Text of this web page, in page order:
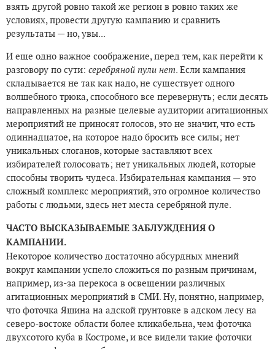
взять другой ровно такой же регион в ровно таких же
условиях, провести другую кампанию и сравнить
результаты — но, увы...
И еще одно важное соображение, перед тем, как перейти к
разговору по сути: серебряной пули нет. Если кампания
складывается не так как надо, не существует одного
волшебного трюка, способного все перевернуть; если десять
направленных на разные целевые аудитории агитационных
мероприятий не приносят голосов, это не значит, что есть
одиннадцатое, на которое надо бросить все силы; нет
уникальных слоганов, которые заставляют всех
избирателей голосовать; нет уникальных людей, которые
способны творить чудеса. Избирательная кампания — это
сложный комплекс мероприятий, это огромное количество
работы с людьми, здесь нет места серебряной пуле.
ЧАСТО ВЫСКАЗЫВАЕМЫЕ ЗАБЛУЖДЕНИЯ О
КАМПАНИИ.
Некоторое количество достаточно абсурдных мнений
вокруг кампании успело сложиться по разным причинам,
например, из-за перекоса в освещении различных
агитационных мероприятий в СМИ. Ну, понятно, например,
что фоточка Яшина на адской грунтовке в адском лесу на
северо-востоке области более кликабельна, чем фоточка
двухсотого куба в Костроме, и все видели такие фоточки